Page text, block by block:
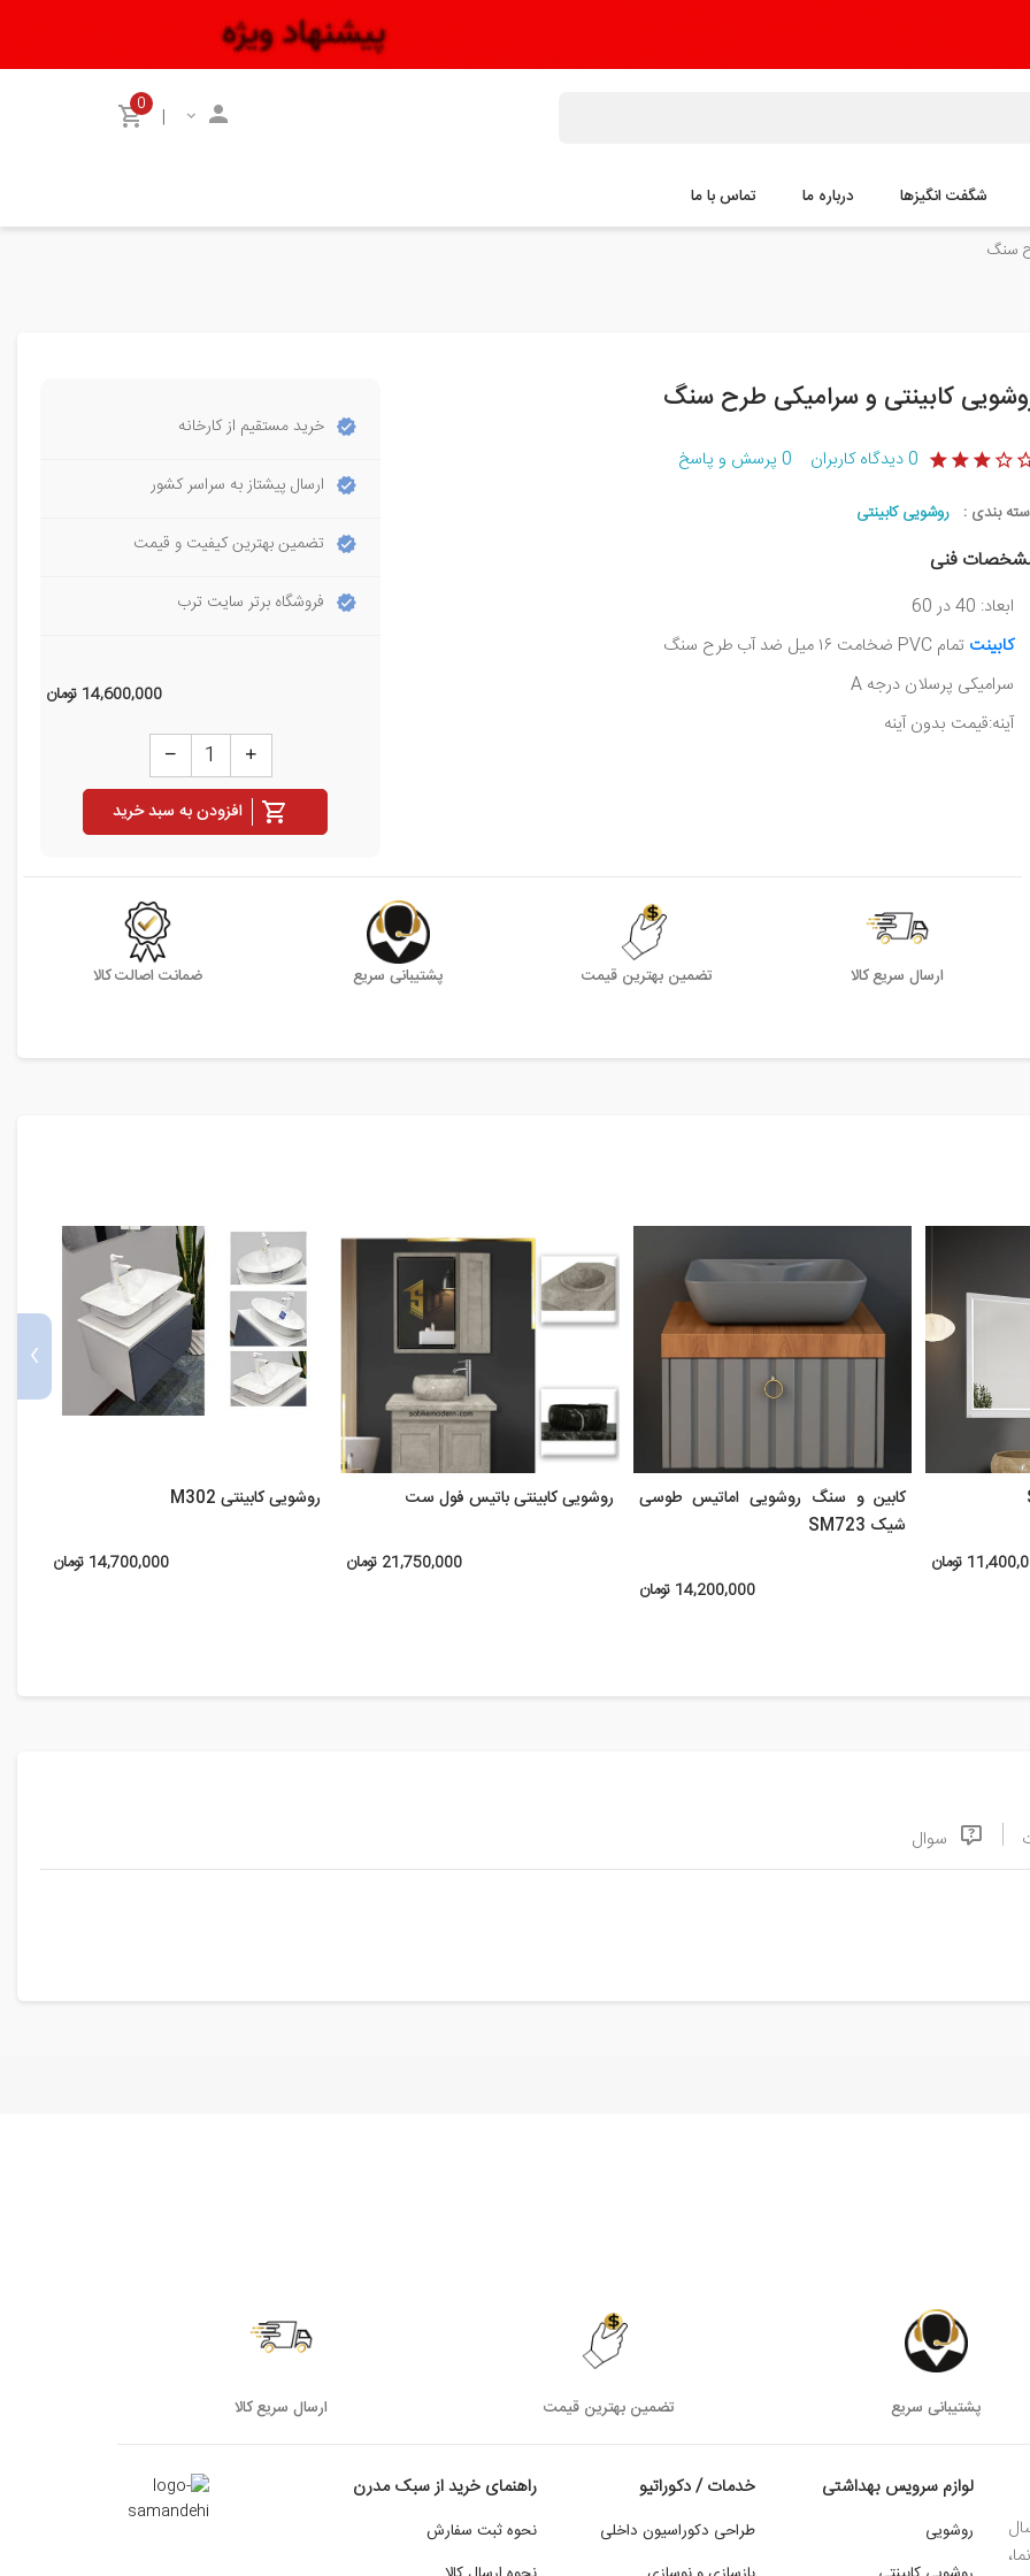
|
0
شگفت انگیزها درباره ما تماس با ما
سنگ
کابینتی و سرامیکی طرح سنگ
0دیدگاه کاربران 0 پرسش و پاسخ
بندی : روشویی کابینتی
فنی
ابعاد: 40 در 60
کابینت تمام PVC ضخامت ۱۶ میل ضد آب طرح سنگ
سرامیکی پرسلان درجه A
آینه:قیمت بدون آینه
خرید مستقیم از کارخانه
ارسال پیشتاز به سراسر کشور
تضمین بهترین کیفیت و قیمت
فروشگاه برتر سایت ترب
14,600,000 تومان
افزودن به سبد خرید
ارسال سریع کالا تضمین بهترین قیمت پشتیبانی سریع ضمانت اصالت کالا
تومان
کابین و سنگ روشویی اماتیس طوسی
شیک SM723
14,200,000 تومان
روشویی کابینتی باتیس فول ست
21,750,000 تومان
روشویی کابینتی M302
14,700,000 تومان
›
سوال
پشتیبانی سریع تضمین بهترین قیمت ارسال سریع کالا
لوازم سرویس بهداشتی
روشویی
خدمات / دکوراتیو
طراحی دکوراسیون داخلی
راهنمای خرید از سبک مدرن
نحوه ثبت سفارش